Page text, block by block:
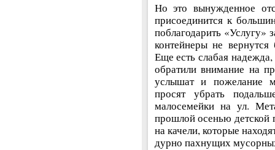
Но это вынужденное
присоединится к
поблагодарить «Услугу»
контейнеры не
Еще есть слабая
обратили внимание на
услышат и пожелание
просят убрать
малосемейки на ул.
прошлой осенью детской
на качели, которые
дурно пахнущих